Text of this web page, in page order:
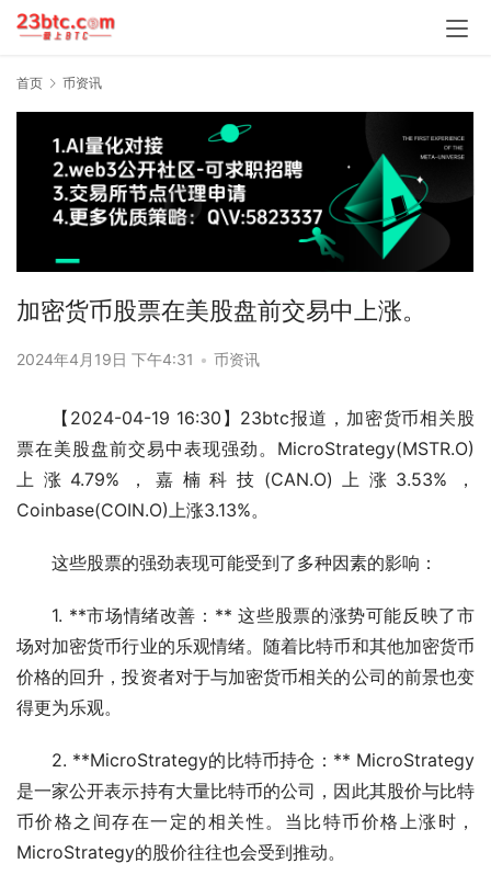
首页 币资讯
加密货币股票在美股盘前交易中上涨。
2024年4月19日 下午4:31 • 币资讯
【2024-04-19 16:30】23btc报道，加密货币相关股
票在美股盘前交易中表现强劲。MicroStrategy(MSTR.O)
上涨4.79%，嘉楠科技(CAN.O)上涨3.53%，
Coinbase(COIN.O)上涨3.13%。
这些股票的强劲表现可能受到了多种因素的影响：
1. **市场情绪改善：** 这些股票的涨势可能反映了市
场对加密货币行业的乐观情绪。随着比特币和其他加密货币
价格的回升，投资者对于与加密货币相关的公司的前景也变
得更为乐观。
2. **MicroStrategy的比特币持仓：** MicroStrategy
是一家公开表示持有大量比特币的公司，因此其股价与比特
币价格之间存在一定的相关性。当比特币价格上涨时，
MicroStrategy的股价往往也会受到推动。